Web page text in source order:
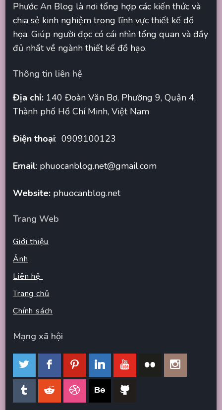
Phước An Blog là nơi tổng hợp các kiến thức và
chia sẻ kinh nghiệm trong lĩnh vực thiết kế đồ
họa. Giúp người đọc có cái nhìn tổng quan và đầy
đủ nhất về ngành thiết kế đồ hạo.
Thông tin liên hệ
Địa chỉ: 140 Đoàn Văn Bơ, Phường 9, Quận 4,
Thành phố Hồ Chí Minh, Việt Nam
Điện thoại: 0909100123
Email: phuocanblog.net@gmail.com
Website: phuocanblog.net
Trang Web
Giới thiệu
Ảnh
Liên hệ
Trang chủ
Chính sách
Mạng xã hội